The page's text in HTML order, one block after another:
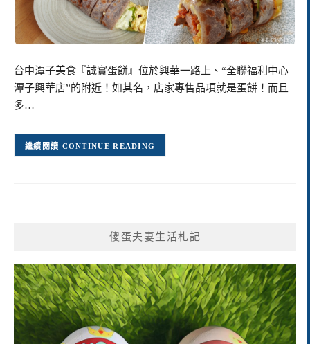
台中潭子美食『誠實蛋餅』位於興華一路上、“全聯福利中心
潭子興華店”的附近！如其名，店家專售品項就是蛋餅！而且
多…
CONTINUE READING
傻蛋夫妻生活札記